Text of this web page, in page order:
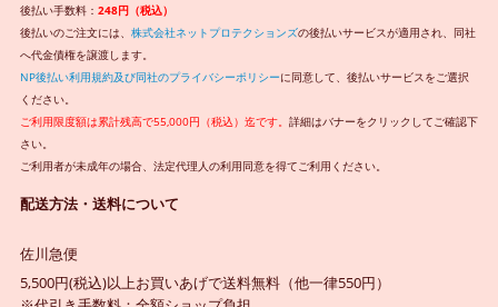
後払い手数料： 248円（税込）
後払いのご注文には、 株式会社ネットプロテクションズの後払いサービスが適用され、同社
へ代金債権を譲渡します。
NP後払い利用規約及び同社のプライバシーポリシーに同意して、後払いサービスをご選択
ください。
ご利用限度額は累計残高で55,000円（税込）迄です。 詳細はバナーをクリックしてご確認下
さい。
ご利用者が未成年の場合、法定代理人の利用同意を得てご利用ください。
配送方法・送料について
佐川急便
5,500円(税込)以上お買いあげで送料無料（他一律550円）